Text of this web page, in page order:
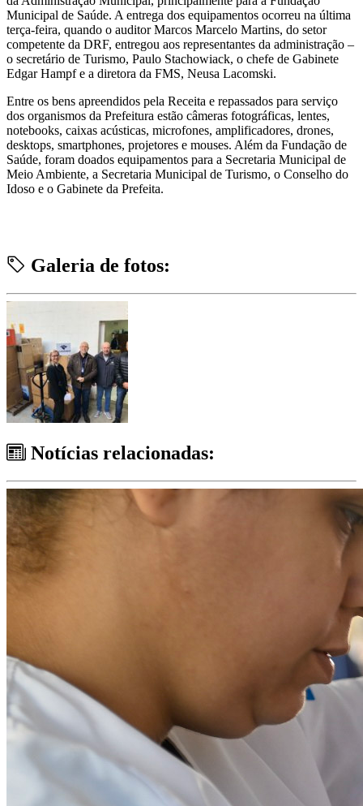
Municipal de Saúde. A entrega dos equipamentos ocorreu na última
terça-feira, quando o auditor Marcos Marcelo Martins, do setor
competente da DRF, entregou aos representantes da administração –
o secretário de Turismo, Paulo Stachowiack, o chefe de Gabinete
Edgar Hampf e a diretora da FMS, Neusa Lacomski.
Entre os bens apreendidos pela Receita e repassados para serviço
dos organismos da Prefeitura estão câmeras fotográficas, lentes,
notebooks, caixas acústicas, microfones, amplificadores, drones,
desktops, smartphones, projetores e mouses. Além da Fundação de
Saúde, foram doados equipamentos para a Secretaria Municipal de
Meio Ambiente, a Secretaria Municipal de Turismo, o Conselho do
Idoso e o Gabinete da Prefeita.
Galeria de fotos:
Notícias relacionadas: